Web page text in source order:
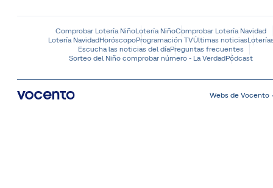
Comprobar Lotería NiñoLotería NiñoComprobar Lotería Navidad
Lotería NavidadHoróscopoProgramación TVÚltimas noticias
Escucha las noticias del díaPreguntas frecuentes
Sorteo del Niño comprobar número - La VerdadPódcast
Webs de Vocento